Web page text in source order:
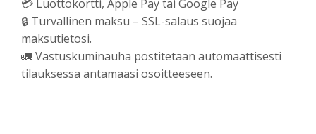
💳 Luottokortti, Apple Pay tai Google Pay
🔒 Turvallinen maksu – SSL-salaus suojaa
maksutietosi.
🚛 Vastuskuminauha postitetaan automaattisesti
tilauksessa antamaasi osoitteeseen.